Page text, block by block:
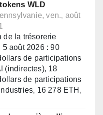
WLD
ven., août
de la trésorerie
5 août 2026 : 90
de participations
(indirectes), 18
de participations
16 278 ETH,